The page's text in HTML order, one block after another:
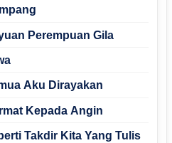
Perempuan Gila
Aku Dirayakan
Kepada Angin
Takdir Kita Yang Tulis